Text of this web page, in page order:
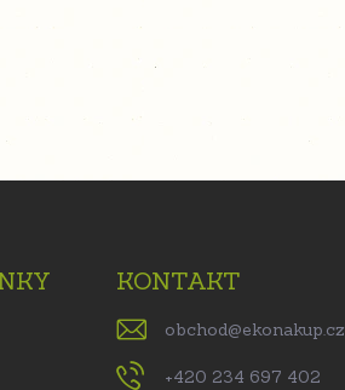
KONTAKT
obchod@ekonakup.cz
+420 234 697 402